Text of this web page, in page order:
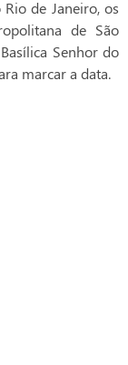
de Janeiro, os
de São
Senhor do
marcar a data.